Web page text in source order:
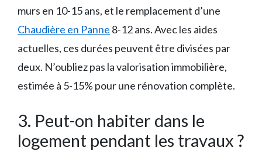
murs en 10-15 ans, et le remplacement d’une
Chaudière en Panne 8-12 ans. Avec les aides
actuelles, ces durées peuvent être divisées par
deux. N’oubliez pas la valorisation immobilière,
estimée à 5-15% pour une rénovation complète.
3. Peut-on habiter dans le
logement pendant les travaux ?